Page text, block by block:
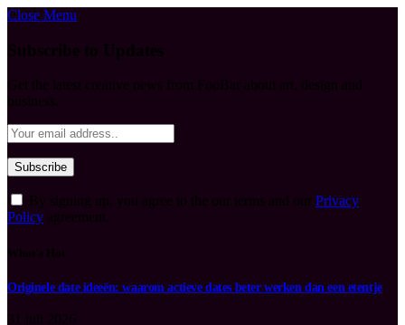
Close Menu
Privacy
Policy
Originele date ideeën: waarom actieve dates beter werken dan een etentje